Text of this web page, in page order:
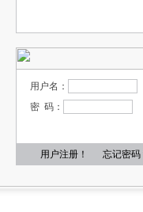
用户名：
密 码：
用户注册！ 忘记密码